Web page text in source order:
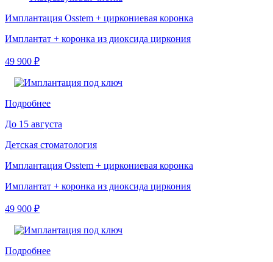
Имплантация Osstem + циркониевая коронка
Имплантат + коронка из диоксида циркония
49 900 ₽
Подробнее
До 15 августа
Детская стоматология
Имплантация Osstem + циркониевая коронка
Имплантат + коронка из диоксида циркония
49 900 ₽
Подробнее